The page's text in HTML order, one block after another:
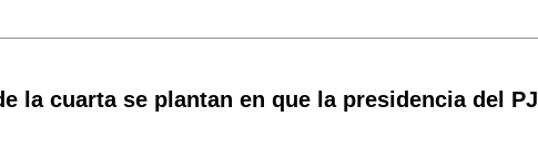
la cuarta se plantan en que la presidencia del PJ